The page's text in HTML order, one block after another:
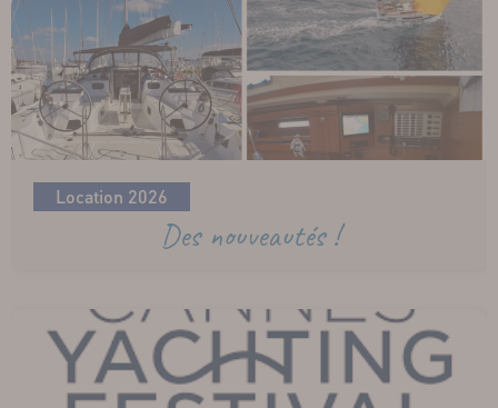
Location 2026
Des nouveautés !